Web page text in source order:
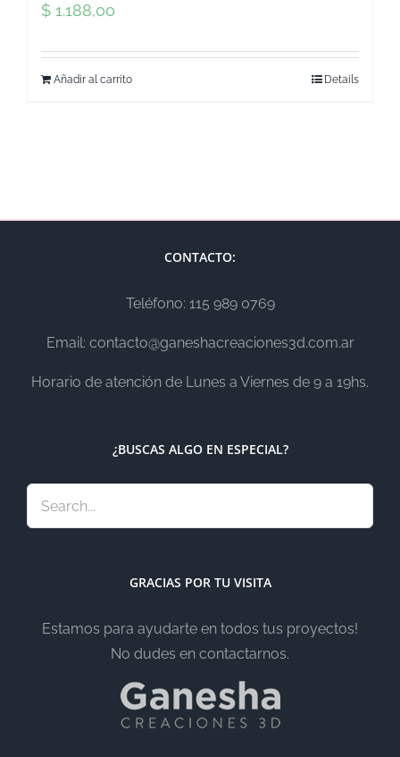
$ 1.188,00
Añadir al carrito Details
CONTACTO:
Teléfono: 115 989 0769
Email: contacto@ganeshacreaciones3d.com.ar
Horario de atención de Lunes a Viernes de 9 a 19hs.
¿BUSCAS ALGO EN ESPECIAL?
GRACIAS POR TU VISITA
Estamos para ayudarte en todos tus proyectos!
No dudes en contactarnos.